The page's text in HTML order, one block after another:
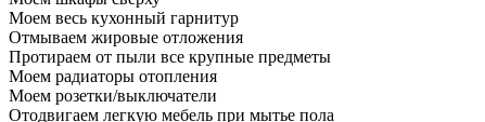
Моем весь кухонный гарнитур
Отмываем жировые отложения
Протираем от пыли все крупные предметы
Моем радиаторы отопления
Моем розетки/выключатели
Отодвигаем легкую мебель при мытье пола